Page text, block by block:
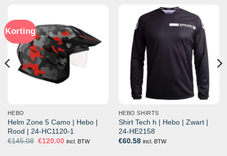
Korting
HEBO
Helm Zone 5 Camo | Hebo |
Rood | 24-HC1120-1
€145.08 Oorspronkelijke
€120.00Huidige
incl. BTW
HEBO SHIRTS
Shirt Tech h | Hebo | Zwart |
24-HE2158
€60.58 incl. BTW